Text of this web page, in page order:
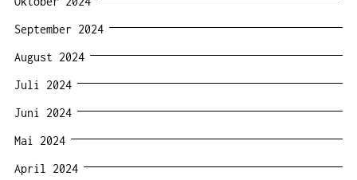
September 2024
August 2024
Juli 2024
Juni 2024
Mai 2024
April 2024